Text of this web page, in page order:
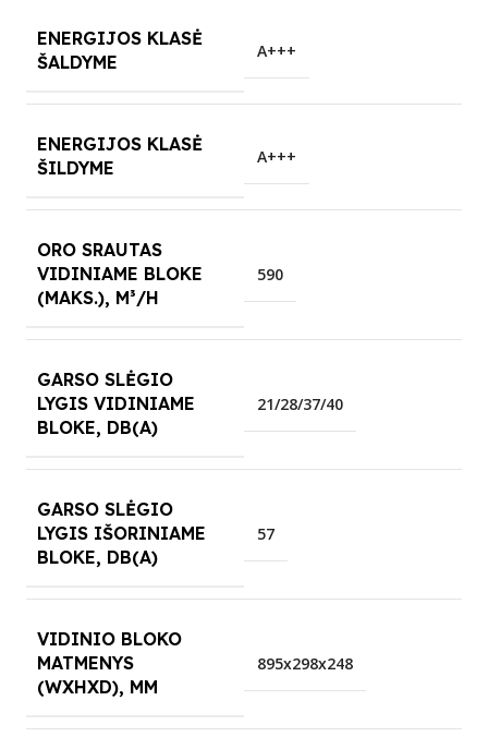
ENERGIJOS KLASĖ
ŠALDYME
A+++
ENERGIJOS KLASĖ
ŠILDYME
A+++
ORO SRAUTAS
VIDINIAME BLOKE
(MAKS.), M³/H
590
GARSO SLĖGIO
LYGIS VIDINIAME
BLOKE, DB(A)
21/28/37/40
GARSO SLĖGIO
LYGIS IŠORINIAME
BLOKE, DB(A)
57
VIDINIO BLOKO
MATMENYS
(WXHXD), MM
895x298x248